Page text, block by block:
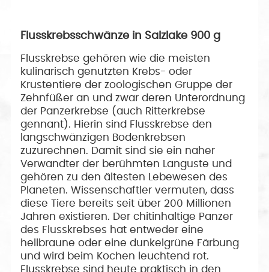
Flusskrebsschwänze in Salzlake 900 g
Flusskrebse gehören wie die meisten
kulinarisch genutzten Krebs- oder
Krustentiere der zoologischen Gruppe der
Zehnfüßer an und zwar deren Unterordnung
der Panzerkrebse (auch Ritterkrebse
gennant). Hierin sind Flusskrebse den
langschwänzigen Bodenkrebsen
zuzurechnen. Damit sind sie ein naher
Verwandter der berühmten Languste und
gehören zu den ältesten Lebewesen des
Planeten. Wissenschaftler vermuten, dass
diese Tiere bereits seit über 200 Millionen
Jahren existieren. Der chitinhaltige Panzer
des Flusskrebses hat entweder eine
hellbraune oder eine dunkelgrüne Färbung
und wird beim Kochen leuchtend rot.
Flusskrebse sind heute praktisch in den